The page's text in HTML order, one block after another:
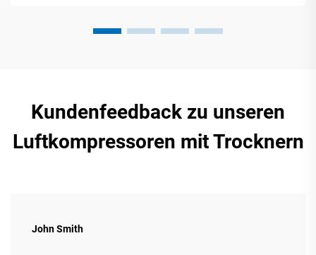
Kundenfeedback zu unseren
Luftkompressoren mit Trocknern
John Smith